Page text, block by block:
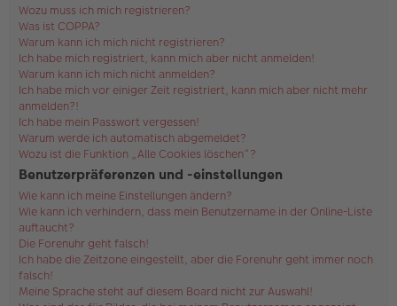
Wozu muss ich mich registrieren?
Was ist COPPA?
Warum kann ich mich nicht registrieren?
Ich habe mich registriert, kann mich aber nicht anmelden!
Warum kann ich mich nicht anmelden?
Ich habe mich vor einiger Zeit registriert, kann mich aber nicht mehr
anmelden?!
Ich habe mein Passwort vergessen!
Warum werde ich automatisch abgemeldet?
Wozu ist die Funktion „Alle Cookies löschen“?
Benutzerpräferenzen und -einstellungen
Wie kann ich meine Einstellungen ändern?
Wie kann ich verhindern, dass mein Benutzername in der Online-Liste
auftaucht?
Die Forenuhr geht falsch!
Ich habe die Zeitzone eingestellt, aber die Forenuhr geht immer noch
falsch!
Meine Sprache steht auf diesem Board nicht zur Auswahl!